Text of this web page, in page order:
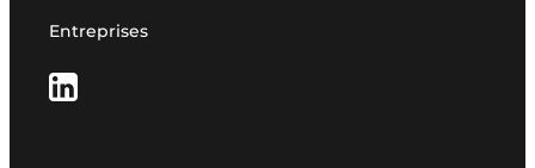
Entreprises